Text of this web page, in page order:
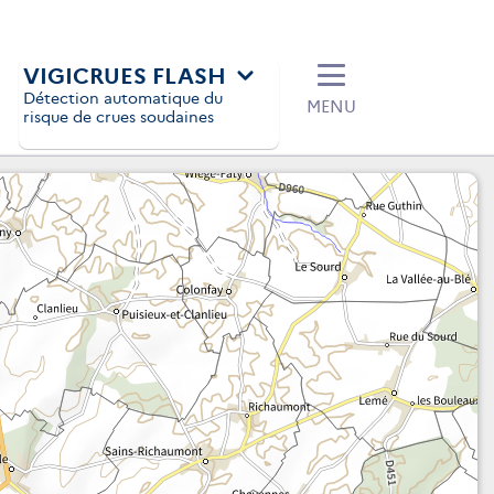
VIGICRUES FLASH
Détection automatique du
risque de crues soudaines
MENU